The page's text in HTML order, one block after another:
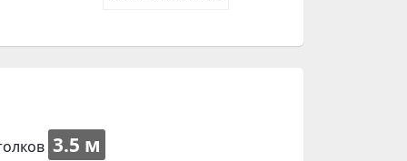
3.5 м